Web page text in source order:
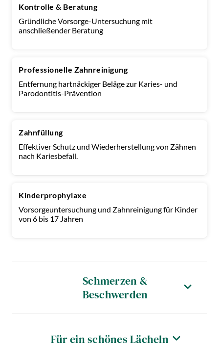
Kontrolle & Beratung
Gründliche Vorsorge-Untersuchung mit
anschließender Beratung
Professionelle Zahnreinigung
Entfernung hartnäckiger Beläge zur Karies- und
Parodontitis-Prävention
Zahnfüllung
Effektiver Schutz und Wiederherstellung von Zähnen
nach Kariesbefall.
Kinderprophylaxe
Vorsorgeuntersuchung und Zahnreinigung für Kinder
von 6 bis 17 Jahren
Schmerzen &
Beschwerden
Für ein schönes Lächeln